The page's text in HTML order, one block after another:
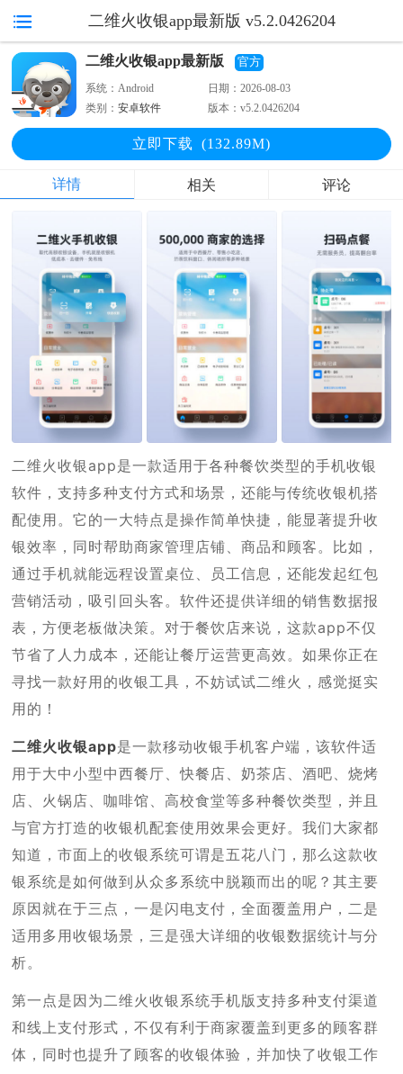
二维火收银app最新版 v5.2.0426204
二维火收银app最新版 官方
系统：Android 日期：2026-08-03
类别：安卓软件 版本：v5.2.0426204
立即下载 (132.89M)
详情 相关 评论
二维火收银app是一款适用于各种餐饮类型的手机收银
软件，支持多种支付方式和场景，还能与传统收银机搭
配使用。它的一大特点是操作简单快捷，能显著提升收
银效率，同时帮助商家管理店铺、商品和顾客。比如，
通过手机就能远程设置桌位、员工信息，还能发起红包
营销活动，吸引回头客。软件还提供详细的销售数据报
表，方便老板做决策。对于餐饮店来说，这款app不仅
节省了人力成本，还能让餐厅运营更高效。如果你正在
寻找一款好用的收银工具，不妨试试二维火，感觉挺实
用的！
二维火收银app是一款移动收银手机客户端，该软件适
用于大中小型中西餐厅、快餐店、奶茶店、酒吧、烧烤
店、火锅店、咖啡馆、高校食堂等多种餐饮类型，并且
与官方打造的收银机配套使用效果会更好。我们大家都
知道，市面上的收银系统可谓是五花八门，那么这款收
银系统是如何做到从众多系统中脱颖而出的呢？其主要
原因就在于三点，一是闪电支付，全面覆盖用户，二是
适用多用收银场景，三是强大详细的收银数据统计与分
析。
第一点是因为二维火收银系统手机版支持多种支付渠道
和线上支付形式，不仅有利于商家覆盖到更多的顾客群
体，同时也提升了顾客的收银体验，并加快了收银工作